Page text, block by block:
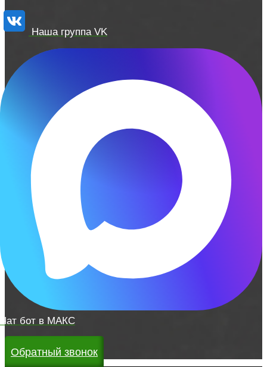
Наша группа VK
Чат бот в МАКС
Обратный звонок